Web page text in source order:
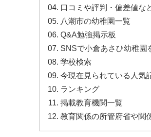
口コミや評判・偏差値な
八潮市の幼稚園一覧
Q&A勉強掲示板
SNSで小倉あさひ幼稚園
学校検索
今現在見られている人気
ランキング
掲載教育機関一覧
教育関係の所管府省や関